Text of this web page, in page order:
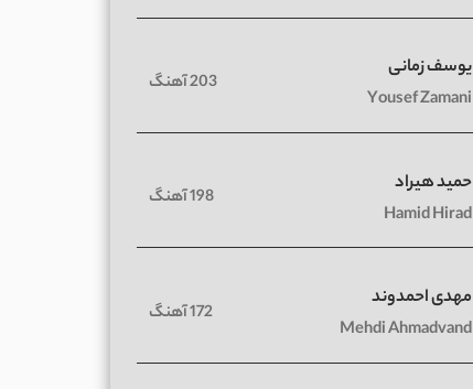
یوسف زمانی
Yousef Zamani
203 آهنگ
حمید هیراد
Hamid Hirad
198 آهنگ
مهدی احمدوند
Mehdi Ahmadvand
172 آهنگ